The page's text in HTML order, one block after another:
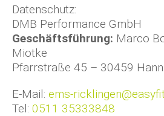
Datenschutz:
DMB Performance GmbH
Geschäftsführung: Marco
Miotke
Pfarrstraße 45 – 30459
E-Mail: ems-
Tel: 0511 35333848